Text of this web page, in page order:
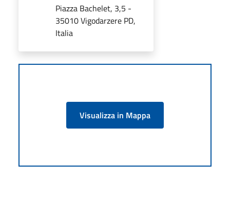
Piazza Bachelet, 3,5 -
35010 Vigodarzere PD,
Italia
Visualizza in Mappa